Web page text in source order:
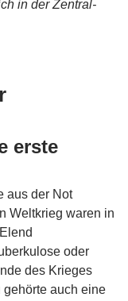
in der Zentral-
erste
aus der Not
Weltkrieg waren in
oder
des Krieges
auch eine